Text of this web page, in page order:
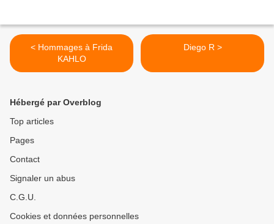
< Hommages à Frida
KAHLO
Diego R >
Hébergé par Overblog
Top articles
Pages
Contact
Signaler un abus
C.G.U.
Cookies et données personnelles